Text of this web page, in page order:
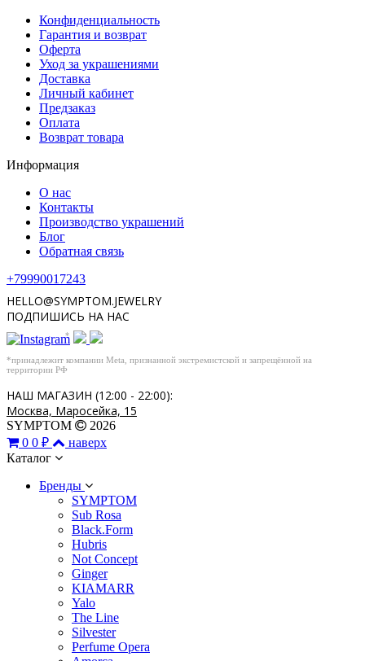
Конфиденциальность
Гарантия и возврат
Оферта
Уход за украшениями
Доставка
Личный кабинет
Предзаказ
Оплата
Возврат товара
Информация
О нас
Контакты
Производство украшений
Блог
Обратная связь
+79990017243
HELLO@SYMPTOM.JEWELRY
ПОДПИШИСЬ НА НАС
*
*принадлежит компании Meta, признанной экстремистской и запрещённой на
территории РФ
НАШ МАГАЗИН (12:00 - 22:00):
Москва, Маросейка, 15
SYMPTOM
2026
0 0 ₽
наверх
Каталог
Бренды
SYMPTOM
Sub Rosa
Black.Form
Hubris
Not Concept
Ginger
KIAMARR
Yalo
The Line
Silvester
Perfume Opera